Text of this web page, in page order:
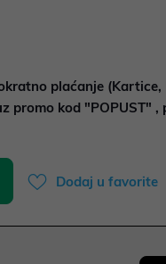
plaćanje (Kartice,
promo kod "POPUST" ,
Dodaj u favorite